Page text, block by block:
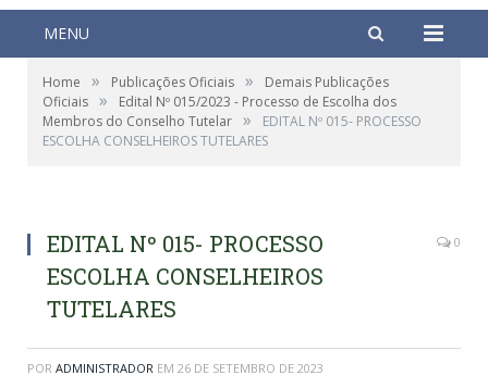
MENU
Home » Publicações Oficiais »
Demais Publicações
Oficiais »
Edital Nº 015/2023 - Processo de Escolha dos
Membros do Conselho Tutelar »
EDITAL Nº 015- PROCESSO
ESCOLHA CONSELHEIROS TUTELARES
EDITAL Nº 015- PROCESSO
ESCOLHA CONSELHEIROS
TUTELARES
0
POR ADMINISTRADOR EM 26 DE SETEMBRO DE 2023